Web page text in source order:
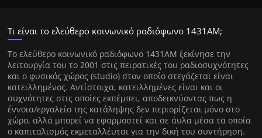
Τι είναι το ελεύθερο κοινωνικό ραδιόφωνο 1431ΑΜ;
Tο ελεύθερο κοινωνικό ραδιόφωνο 1431AM ξεκίνησε την
λειτουργία του το 2001 στις πειρατικές του ραδιοσυχνότητες
και ο φυσικός χώρος (studio) στον οποίο στεγάζεται είναι
κατειλλημένος. Αντίστοιχα, κατειλλημένες είναι και οι
συχνότητες στις οποίες εκπέμπει, αποδεικνύοντας πως η
έννοια/εργαλείο της κατάληψης δεν περιορίζεται μόνο στο
χώρο, αλλά μπορεί να εφαρμοστεί και σε άυλα μέσα τα οποία
ο καπιταλισμός εκμεταλλέυται για την δική του συντήρηση.